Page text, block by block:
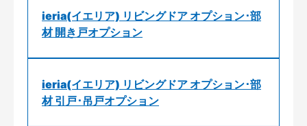
ieria(イエリア) リビングドア オプション･部
材 開き戸オプション
ieria(イエリア) リビングドア オプション･部
材 引戸･吊戸オプション